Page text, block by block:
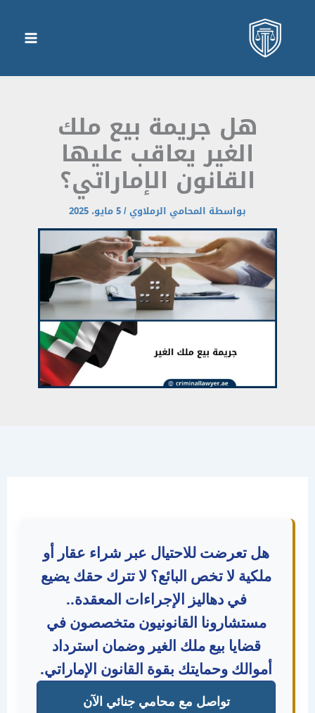
هل جريمة بيع ملك
الغير يعاقب عليها
القانون الإماراتي؟
المحامي الرملاوي/ 5 مايو، 2025
هل تعرضت للاحتيال عبر شراء عقار أو
لا تخص البائع؟ لا تترك حقك يضيع
في دهاليز الإجراءات المعقدة..
مستشارونا القانونيون متخصصون في
قضايا بيع ملك الغير وضمان استرداد
وحمايتك بقوة القانون الإماراتي.
تواصل مع محامي جنائي الآن